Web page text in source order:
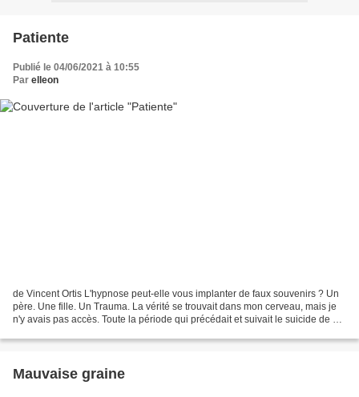
Patiente
Publié le 04/06/2021 à 10:55
Par elleon
de Vincent Ortis L'hypnose peut-elle vous implanter de faux souvenirs ? Un
père. Une fille. Un Trauma. La vérité se trouvait dans mon cerveau, mais je
n'y avais pas accès. Toute la période qui précédait et suivait le suicide de ma
Mauvaise graine